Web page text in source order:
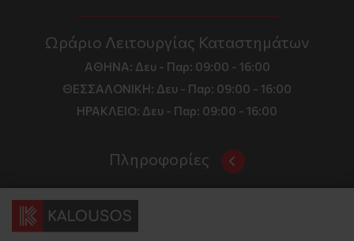
Ωράριο Λειτουργίας Καταστημάτων
ΑΘΗΝΑ: Δευ - Παρ: 09:00 - 16:00
ΘΕΣΣΑΛΟΝΙΚΗ: Δευ - Παρ: 09:00 - 16:00
ΗΡΑΚΛΕΙΟ: Δευ - Παρ: 09:00 - 16:00
Πληροφορίες
Όροι και Προϋποθέσεις
Τιμές, Τρόποι Αποστολής και Πληρωμής
Πολιτική Απορρήτου
Επικοινωνία
Διεύθυνση